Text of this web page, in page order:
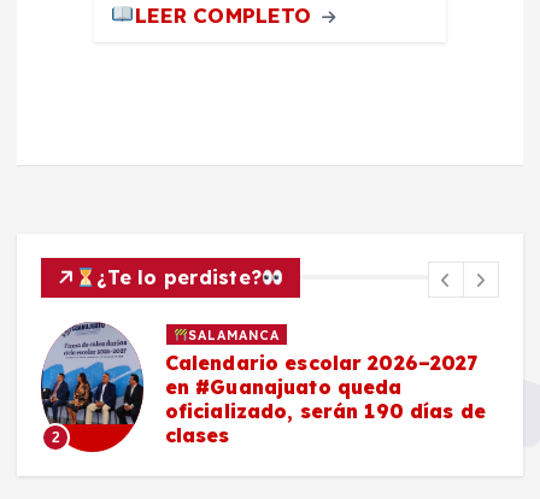
LEER COMPLETO
¿Te lo perdiste?
2
SALAMANCA
Calendario escolar 2026–2027
en #Guanajuato queda
oficializado, serán 190 días de
clases